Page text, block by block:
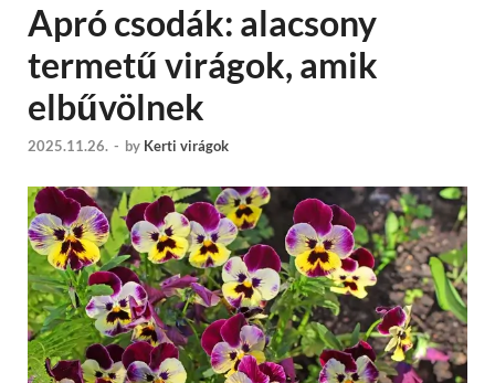
Apró csodák: alacsony
termetű virágok, amik
elbűvölnek
2025.11.26. - by Kerti virágok